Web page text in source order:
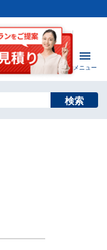
メニュー
検索